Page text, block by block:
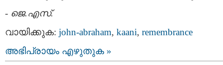
- ജെ.എസ്.
വായിക്കുക: john-abraham, kaani, remembrance
അഭിപ്രായം എഴുതുക »